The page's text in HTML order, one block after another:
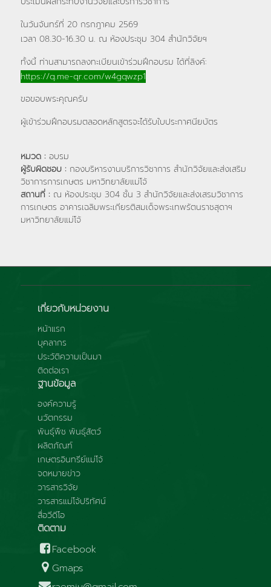
ในวันจันทร์ที่ 20 กรกฎาคม 2569
เวลา 08.30-16.30 น. ณ ห้องประชุม 304 สำนักวิจัยฯ
ทั้งนี้ ท่านสามารถลงทะเบียนเข้าร่วมฝึกอบรม ได้ที่ลิงค์:
https://q.me-qr.com/w4gqwzp1
ขอขอบพระคุณครับ
ผู้เข้าร่วมฝึกอบรมตลอดหลักสูตรจะได้รับใบประกาศนียบัตร
หมวด : อบรม
ผู้รับผิดชอบ : กองบริหารงานบริการวิชาการ สำนักวิจัยและส่งเสริม
วิชาการการเกษตร มหาวิทยาลัยแม่โจ้
สถานที่ : ณ ห้องประชุม 304 ชั้น 3 สำนักวิจัยและส่งเสรมวิชาการ
การเกษตร อาคารเฉลิมพระเกียรติสมเด็จพระเทพรัตนราชสุดาฯ
มหาวิทยาลัยแม่โจ้
เกี่ยวกับหน่วยงาน
หน้าแรก
บุคลากร
ประวัติความเป็นมา
ติดต่อเรา
ฐานข้อมูล
องค์ความรู้
นวัตกรรม
พันธุ์พืช พันธุ์สัตว์
ผลิตภัณฑ์
เกษตรอินทรีย์แม่โจ้
จดหมายข่าว
วารสารวิจัย
วารสารแม่โจ้ปริทัศน์
สื่อวีดีโอ
ติดตาม
Facebook
Gmaps